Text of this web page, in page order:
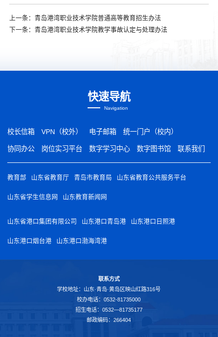
上一条： 青岛港湾职业技术学院普通高等教育招生办法
下一条： 青岛港湾职业技术学院教学事故认定与处理办法
快速导航
Navigation
校长信箱 VPN（校外） 电子邮箱 统一门户（校内）
协同办公 岗位实习平台 数字学习中心 数字图书馆 联系我们
教育部 山东省教育厅 青岛市教育局 山东省教育公共服务平台
山东省学生信息网 山东教育新闻网
山东省港口集团有限公司 山东港口青岛港 山东港口日照港
山东港口烟台港 山东港口渤海湾港
联系方式
学校地址：山东·青岛·黄岛区映山红路316号
校办电话：0532-81735000
招生电话：0532—81735177
邮政编码：266404